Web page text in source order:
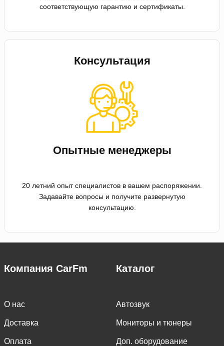
соответствующую гарантию и сертификаты.
Консультация
Опытные менеджеры
20 летний опыт специалистов в вашем распоряжении.
Задавайте вопросы и получите развернутую
консультацию.
Компания CarFm
О нас
Доставка
Оплата
Каталог
Автозвук
Мониторы и тюнеры
Доп. оборудование